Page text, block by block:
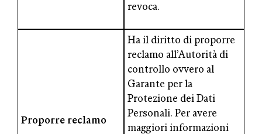
revoca.
Proporre reclamo
Ha il diritto di proporre
reclamo all’Autorità di
controllo ovvero al
Garante per la
Protezione dei Dati
Personali. Per avere
maggiori informazioni